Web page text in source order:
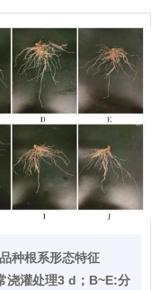
种根系形态特征
浇灌处理3 d；B~E:分